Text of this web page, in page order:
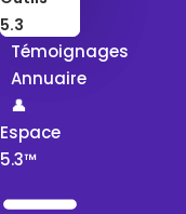
5.3
Témoignages
Annuaire
👤
Espace
5.3™